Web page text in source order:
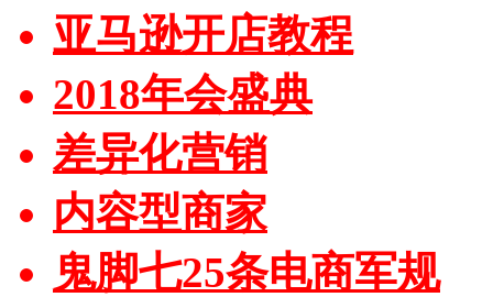
亚马逊开店教程
2018年会盛典
差异化营销
内容型商家
鬼脚七25条电商军规